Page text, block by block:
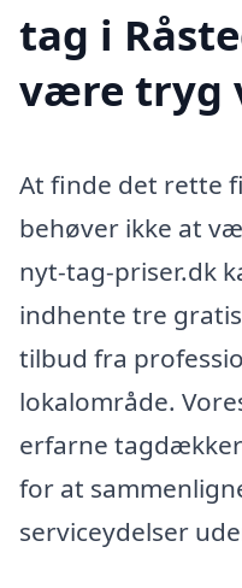
tag i
være tryg
At finde det rette
behøver ikke at
nyt-tag-priser.dk
indhente tre
tilbud fra
lokalområde.
erfarne
for at
serviceydelser